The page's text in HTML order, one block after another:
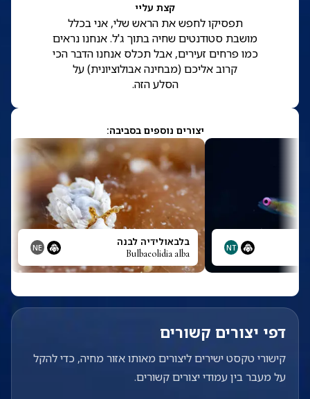
קצת עליי
תפסיקו לחפש את הראש שלי, אני בכלל
מושבת סטודנטים שחיה בתוך ג'ל. אנחנו נראים
כמו פרחים זעירים, אבל תכלס אנחנו הדבר הכי
קרוב אליכם (מבחינה אבולוציונית) על
הסלע הזה.
יצורים נוספים בסביבה:
NT בלבאולידיה לבנה
Bulbaeolidia alba
NE
דפי יצורים קשורים
קישורי טקסט ישירים ליצורים מאותו אזור מחיה, כדי להקל
על מעבר בין עמודי יצורים קשורים.